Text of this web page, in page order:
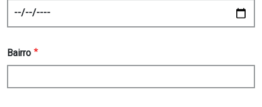
Bairro